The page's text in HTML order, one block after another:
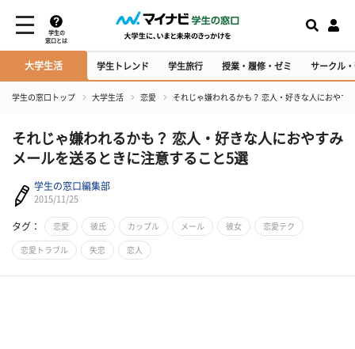
学生の
窓口とは
大学生活 学生トレンド 学生旅行 授業・履修・ゼミ サークル
学生の窓口トップ 大学生活 恋愛 それじゃ嫌われるかも？ 恋人・好きな人におやす
それじゃ嫌われるかも？ 恋人・好きな人におやすみ
メールを送るときに注意すること5選
学生の窓口編集部
2015/11/25
タグ： 恋愛 彼氏 カップル メール 彼女 恋愛テク
恋愛トラブル 失恋 恋人